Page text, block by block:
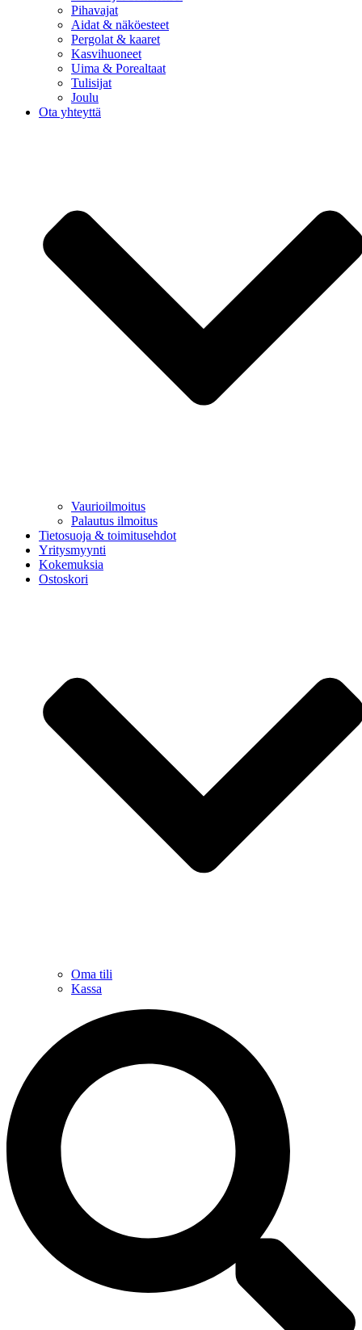
Pihavajat
Aidat & näköesteet
Pergolat & kaaret
Kasvihuoneet
Uima & Porealtaat
Tulisijat
Joulu
Ota yhteyttä
Vaurioilmoitus
Palautus ilmoitus
Tietosuoja & toimitusehdot
Yritysmyynti
Kokemuksia
Ostoskori
Oma tili
Kassa